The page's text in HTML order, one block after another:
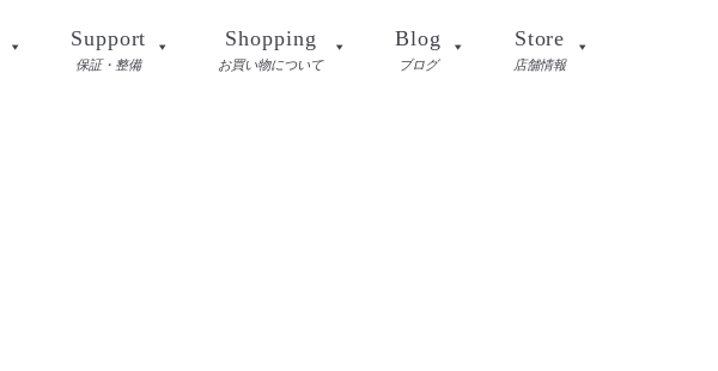
Support
保証・整備
Shopping
お買い物について
Blog
ブログ
Store
店舗情報